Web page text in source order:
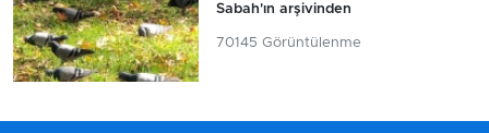
Sabah'ın arşivinden
70145 Görüntülenme